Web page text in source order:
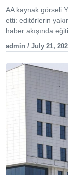
AA kaynak görseli
etti: editörlerin
haber akışında
admin / July 21,